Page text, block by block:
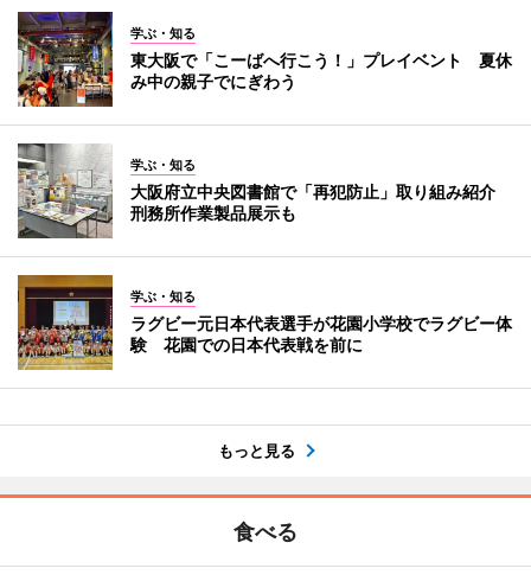
学ぶ・知る
東大阪で「こーばへ行こう！」プレイベント 夏休
み中の親子でにぎわう
学ぶ・知る
大阪府立中央図書館で「再犯防止」取り組み紹介
刑務所作業製品展示も
学ぶ・知る
ラグビー元日本代表選手が花園小学校でラグビー体
験 花園での日本代表戦を前に
もっと見る
食べる